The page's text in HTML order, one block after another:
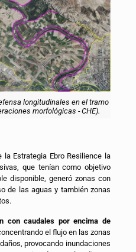
longitudinales en el tramo
morfológicas - CHE).
la Estrategia Ebro Resilience la
que tenían como objetivo
disponible, generó zonas con
de las aguas y también zonas
con caudales por encima de
el flujo en las zonas
provocando inundaciones